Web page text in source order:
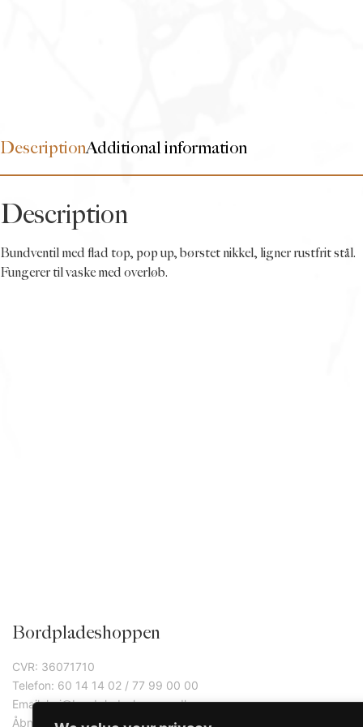
DescriptionAdditional information
Description
Bundventil med flad top, pop up, børstet nikkel, ligner rustfrit stål.
Fungerer til vaske med overløb.
Bordpladeshoppen
CVR: 36071710
Telefon: 60 14 14 02 / 77 99 00 00
Email: hej@bordpladeshoppen.dk
Åbningstider: